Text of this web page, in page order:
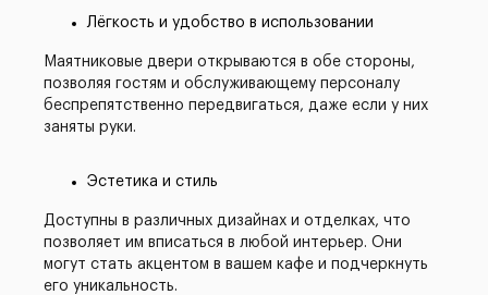
Лёгкость и удобство в использовании
Маятниковые двери открываются в обе стороны,
позволяя гостям и обслуживающему персоналу
беспрепятственно передвигаться, даже если у них
заняты руки.
Эстетика и стиль
Доступны в различных дизайнах и отделках, что
позволяет им вписаться в любой интерьер. Они
могут стать акцентом в вашем кафе и подчеркнуть
его уникальность.